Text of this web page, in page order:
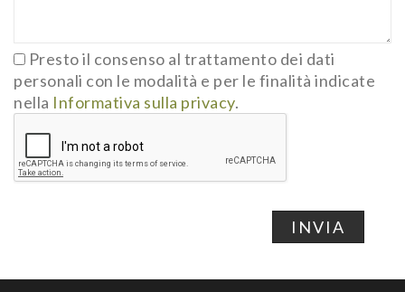
Presto il consenso al trattamento dei dati
personali con le modalità e per le finalità indicate
nella Informativa sulla privacy.
INVIA